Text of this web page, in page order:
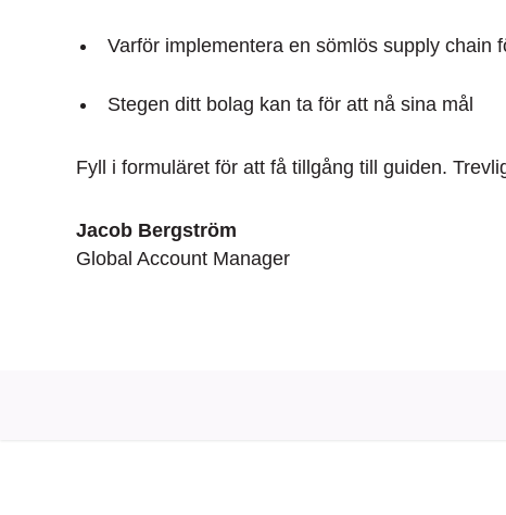
Varför implementera en sömlös supply chain
Stegen ditt bolag kan ta för att nå sina mål
Fyll i formuläret för att få tillgång till guiden.
Jacob Bergström
Global Account Manager